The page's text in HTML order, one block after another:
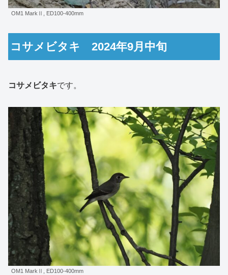
OM1 MarkⅡ, ED100-400mm
コサメビタキ 2024年9月中旬
コサメビタキです。
OM1 MarkⅡ, ED100-400mm